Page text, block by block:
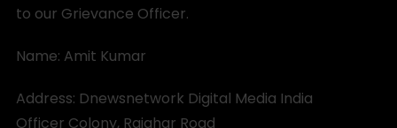
to our Grievance Officer.
Name: Amit Kumar
Address: Dnewsnetwork Digital Media India
Officer Colony, Rajghar Road